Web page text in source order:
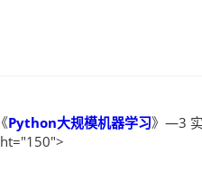
Python大规模机器学习》—3